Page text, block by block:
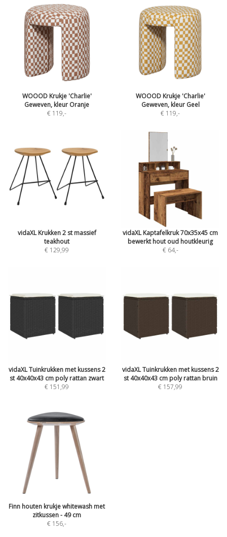
WOOOD Krukje 'Charlie'
Geweven, kleur Oranje
€ 119,-
WOOOD Krukje 'Charlie'
Geweven, kleur Geel
€ 119,-
vidaXL Krukken 2 st massief
teakhout
€ 129,99
vidaXL Kaptafelkruk 70x35x45 cm
bewerkt hout oud houtkleurig
€ 64,-
vidaXL Tuinkrukken met kussens 2
st 40x40x43 cm poly rattan zwart
€ 151,99
vidaXL Tuinkrukken met kussens 2
st 40x40x43 cm poly rattan bruin
€ 157,99
Finn houten krukje whitewash met
zitkussen - 49 cm
€ 156,-